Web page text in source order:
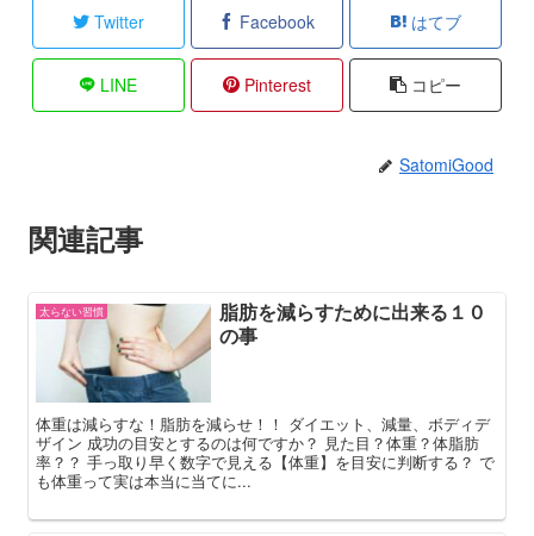
Twitter Facebook はてブ
LINE Pinterest コピー
SatomiGood
関連記事
太らない習慣
脂肪を減らすために出来る１０
の事
体重は減らすな！脂肪を減らせ！！ ダイエット、減量、ボディデ
ザイン 成功の目安とするのは何ですか？ 見た目？体重？体脂肪
率？？ 手っ取り早く数字で見える【体重】を目安に判断する？ で
も体重って実は本当に当てに...